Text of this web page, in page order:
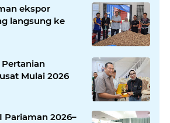
ekspor
langsung ke
Mulai 2026
Pariaman 2026–